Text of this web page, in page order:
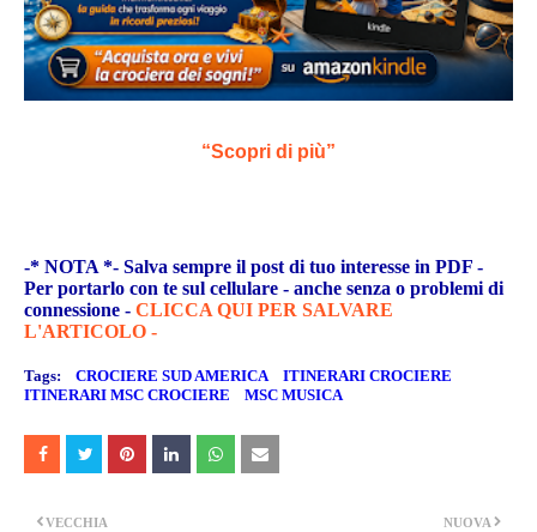
“Scopri di più”
-* NOTA *- Salva sempre il post di tuo interesse in PDF -
Per portarlo con te sul cellulare - anche senza o problemi di
connessione - CLICCA QUI PER SALVARE
L'ARTICOLO -
Tags: CROCIERE SUD AMERICA
ITINERARI CROCIERE
ITINERARI MSC CROCIERE
MSC MUSICA
NUOVA
VECCHIA